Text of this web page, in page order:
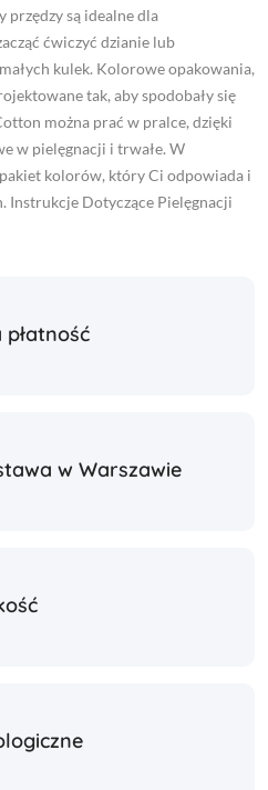
przędzy są idealne dla
ćwiczyć dzianie lub
kulek. Kolorowe opakowania,
tak, aby spodobały się
można prać w pralce, dzięki
w pielęgnacji i trwałe. W
kolorów, który Ci odpowiada i
Instrukcje Dotyczące Pielęgnacji
płatność
w Warszawie